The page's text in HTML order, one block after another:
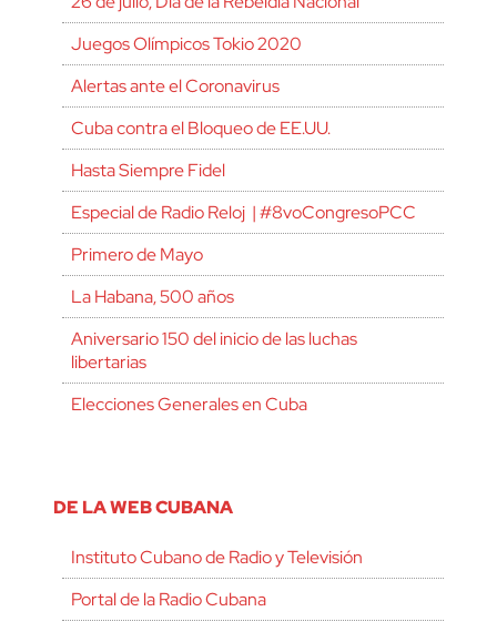
Juegos Olímpicos Tokio 2020
Alertas ante el Coronavirus
Cuba contra el Bloqueo de EE.UU.
Hasta Siempre Fidel
Especial de Radio Reloj | #8voCongresoPCC
Primero de Mayo
La Habana, 500 años
Aniversario 150 del inicio de las luchas
libertarias
Elecciones Generales en Cuba
DE LA WEB CUBANA
Instituto Cubano de Radio y Televisión
Portal de la Radio Cubana